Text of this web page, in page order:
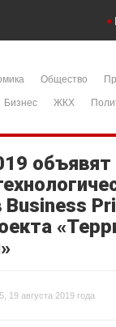
Общество
Бизнес ЖКХ
объявят
Business
19 августа 2019 года